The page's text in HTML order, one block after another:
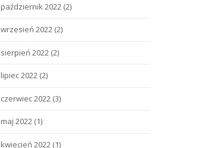
październik 2022 (2)
wrzesień 2022 (2)
sierpień 2022 (2)
lipiec 2022 (2)
czerwiec 2022 (3)
maj 2022 (1)
kwiecień 2022 (1)